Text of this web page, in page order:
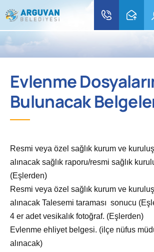
Evlenme
Bulunacak
Resmi veya özel sağlık kurum ve
alınacak sağlık raporu/resmi sağlık
(Eşlerden)
Resmi veya özel sağlık kurum ve
alınacak Talesemi taraması sonucu
4 er adet vesikalık fotoğraf. (Eşlerden)
Evlenme ehliyet belgesi. (ilçe nüfus
alınacak)